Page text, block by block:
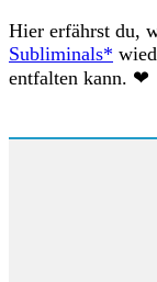
Hier erfährst du,
Subliminals*
entfalten kann. ❤︎